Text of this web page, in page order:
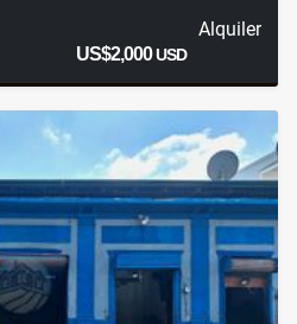
Alquiler
US$2,000USD